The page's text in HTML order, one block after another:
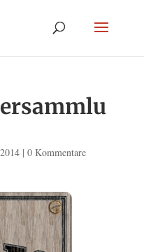
| 0 Kommentare